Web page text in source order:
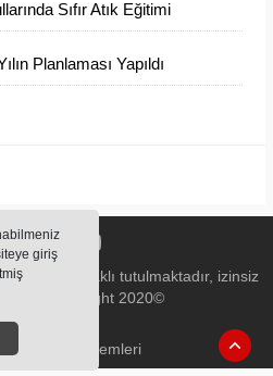
giriş
Sıfır Atık Eğitimi
Planlaması Yapıldı
hakları saklı tutulmaktadır, izinsiz
Copyright 2020©
Haber Sistemleri